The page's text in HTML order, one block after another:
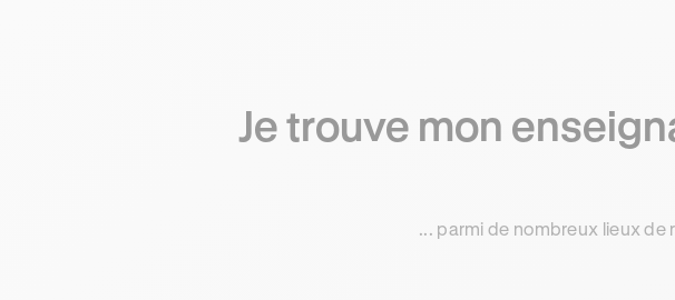
Je trouve mon
... parmi de nombreux lieux de